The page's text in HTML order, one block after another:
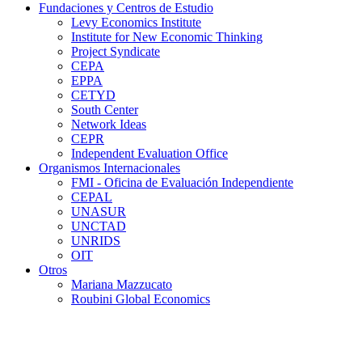
Fundaciones y Centros de Estudio
Levy Economics Institute
Institute for New Economic Thinking
Project Syndicate
CEPA
EPPA
CETYD
South Center
Network Ideas
CEPR
Independent Evaluation Office
Organismos Internacionales
FMI - Oficina de Evaluación Independiente
CEPAL
UNASUR
UNCTAD
UNRIDS
OIT
Otros
Mariana Mazzucato
Roubini Global Economics